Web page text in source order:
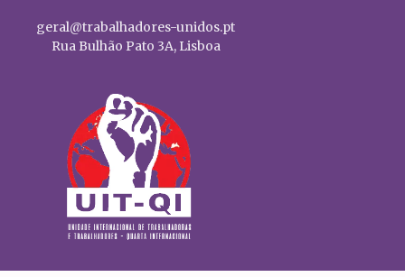
geral@trabalhadores-unidos.pt
Rua Bulhão Pato 3A, Lisboa